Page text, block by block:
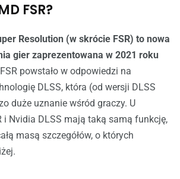
FSR?
Resolution (w skrócie FSR) to nowa
gier zaprezentowana w 2021 roku
powstało w odpowiedzi na
DLSS, która (od wersji DLSS
duże uznanie wśród graczy. U
i Nvidia DLSS mają taką samą funkcję,
masą szczegółów, o których